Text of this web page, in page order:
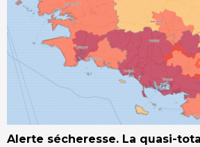
Alerte sécheresse. La quasi-